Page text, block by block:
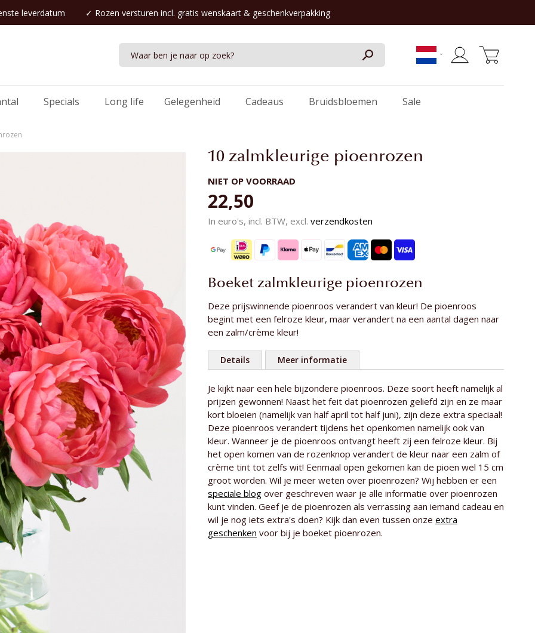
leverdatum ✓ Rozen versturen incl. gratis wenskaart & geschenkverpakking
Specials Long life Gelegenheid Cadeaus Bruidsbloemen Sale
10 zalmkleurige pioenrozen
NIET OP VOORRAAD
22,50
In euro's, incl. BTW, excl. verzendkosten
Boeket zalmkleurige pioenrozen
Deze prijswinnende pioenroos verandert van kleur! De pioenroos
begint met een felroze kleur, maar verandert na een aantal dagen naar
een zalm/crème kleur!
Details
Meer
informatie
Aantal rozen
10 stelen
Lengte van de roos
ca. 50 cm
Rozensoort
Coral Charm - Coral Sunset
Meer informatie
Je kijkt naar een hele bijzondere pioenroos. Deze soort heeft namelijk al
prijzen gewonnen! Naast het feit dat pioenrozen geliefd zijn en ze maar
kort bloeien (namelijk van half april tot half juni), zijn deze extra speciaal!
Deze pioenroos verandert tijdens het openkomen namelijk ook van
kleur. Wanneer je de pioenroos ontvangt heeft zij een felroze kleur. Bij
het open komen van de rozenknop verandert de kleur naar een zalm of
crème tint tot zelfs wit! Eenmaal open gekomen kan de pioen wel 15 cm
groot worden. Wil je meer weten over pioenrozen? Wij hebben er een
speciale blog over geschreven waar je alle informatie over pioenrozen
kunt vinden. Geef je de pioenrozen als verrassing aan iemand cadeau en
wil je nog iets extra's doen? Kijk dan even tussen onze extra
geschenken voor bij je boeket pioenrozen.